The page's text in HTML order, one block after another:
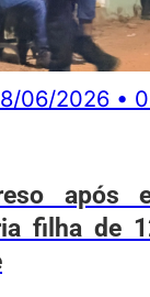
06/2026 •
após
filha de